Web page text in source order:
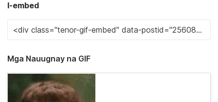
I-embed
Mga Nauugnay na GIF